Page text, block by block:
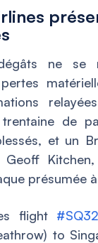
ne se
de
et un
présumée
flight
to